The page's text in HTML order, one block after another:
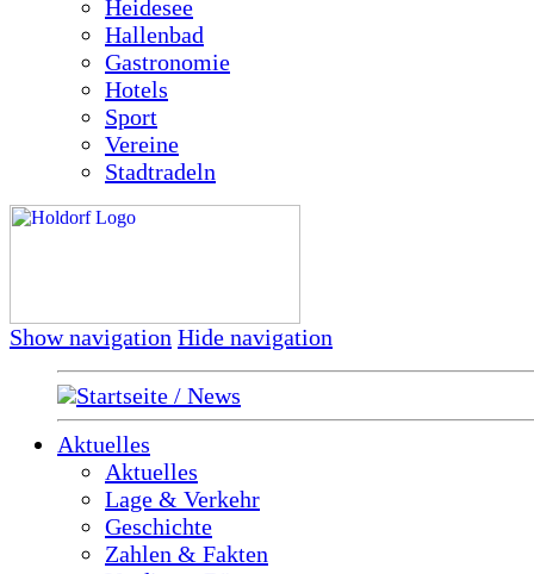
Heidesee
Hallenbad
Gastronomie
Hotels
Sport
Vereine
Stadtradeln
Show navigation Hide navigation
Startseite / News
Aktuelles
Aktuelles
Lage & Verkehr
Geschichte
Zahlen & Fakten